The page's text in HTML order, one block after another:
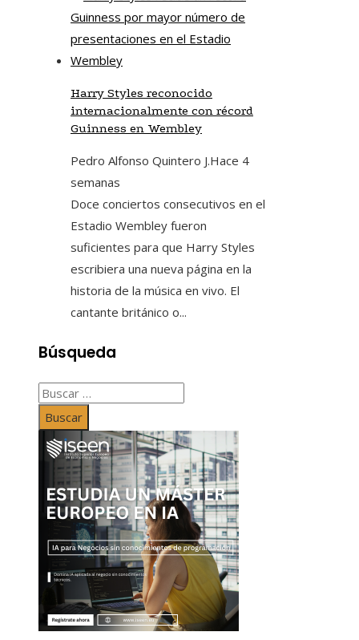
Harry Styles reconocido
internacionalmente con récord
Guinness en Wembley
Pedro Alfonso Quintero J.Hace 4
semanas
Doce conciertos consecutivos en el
Estadio Wembley fueron
suficientes para que Harry Styles
escribiera una nueva página en la
historia de la música en vivo. El
cantante británico o...
Búsqueda
Buscar: